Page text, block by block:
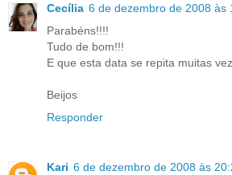
Cecília 6 de dezembro de 2008 às
Parabéns!!!!
Tudo de bom!!!
E que esta data se repita muitas
Beijos
Responder
Kari 6 de dezembro de 2008 às